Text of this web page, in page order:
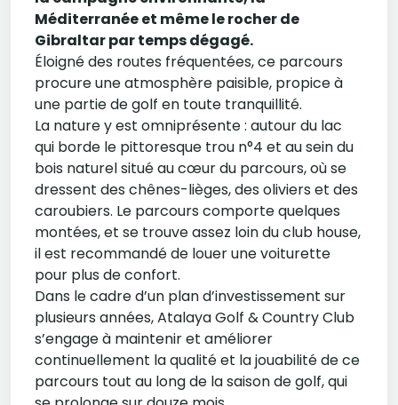
Méditerranée et même le rocher de
Gibraltar par temps dégagé.
Éloigné des routes fréquentées, ce parcours
procure une atmosphère paisible, propice à
une partie de golf en toute tranquillité.
La nature y est omniprésente : autour du lac
qui borde le pittoresque trou n°4 et au sein du
bois naturel situé au cœur du parcours, où se
dressent des chênes-lièges, des oliviers et des
caroubiers. Le parcours comporte quelques
montées, et se trouve assez loin du club house,
il est recommandé de louer une voiturette
pour plus de confort.
Dans le cadre d’un plan d’investissement sur
plusieurs années, Atalaya Golf & Country Club
s’engage à maintenir et améliorer
continuellement la qualité et la jouabilité de ce
parcours tout au long de la saison de golf, qui